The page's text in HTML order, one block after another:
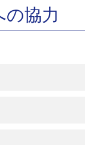
の協力